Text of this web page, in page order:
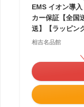
EMS イオン導
カー保証【全国
送】【ラッピン
相吉名品館